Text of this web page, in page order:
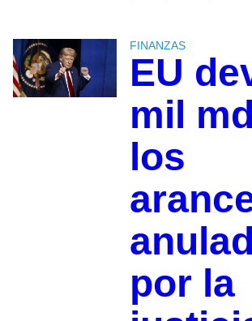
FINANZAS
EU
mil
los
por la